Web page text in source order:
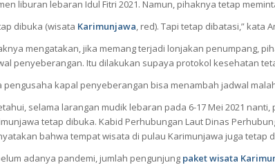
liburan lebaran Idul Fitri 2021. Namun, pihaknya tetap
dibuka (wisata Karimunjawa, red). Tapi tetap dibatasi,” kata
mengatakan, jika memang terjadi lonjakan penumpang,
penyeberangan. Itu dilakukan supaya protokol kesehatan
pengusaha kapal penyeberangan bisa menambah jadwal
selama larangan mudik lebaran pada 6-17 Mei 2021
tetap dibuka. Kabid Perhubungan Laut Dinas
bahwa tempat wisata di pulau Karimunjawa juga tetap
adanya pandemi, jumlah pengunjung paket wisata